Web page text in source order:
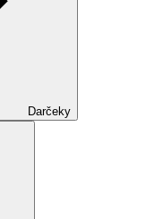
Darčeky